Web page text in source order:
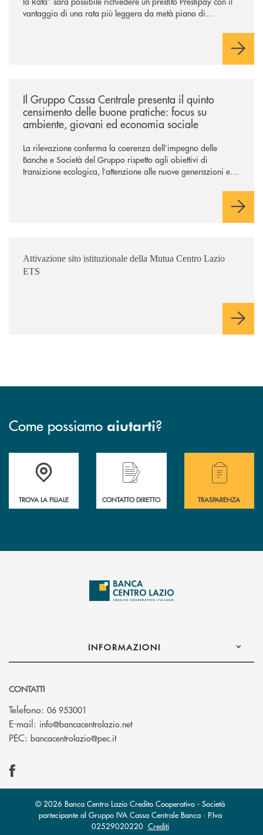
vantaggio di una rata più leggera da metà piano di
Il Gruppo Cassa Centrale presenta il quinto
censimento delle buone pratiche: focus su
ambiente, giovani ed economia sociale
La rilevazione conferma la coerenza dell’impegno delle
Banche e Società del Gruppo rispetto agli obiettivi di
transizione ecologica, l’attenzione alle nuove generazioni e
attori chiave delle comunità locali. Installate 246 colonnine di
Attivazione sito istituzionale della Mutua Centro Lazio
ETS
Come possiamo aiutarti?
Accedi all'elenco completo delle filiali .
TROVA LA FILIALE
Hai bisogno di assistenza immediata o vuoi
CONTATTO DIRETTO
Hai bisogno di
TRASPARENZA
INFORMAZIONI
CONTATTI
Telefono: 06 953001
E-mail: info@bancacentrolazio.net(si apre l’app di posta
PEC: bancacentrolazio@pec.it(si apre l’app di posta elettronica)
© 2026 Banca Centro Lazio Credito Cooperativo - Società
partecipante al Gruppo IVA Cassa Centrale Banca · P.Iva
02529020220 Crediti